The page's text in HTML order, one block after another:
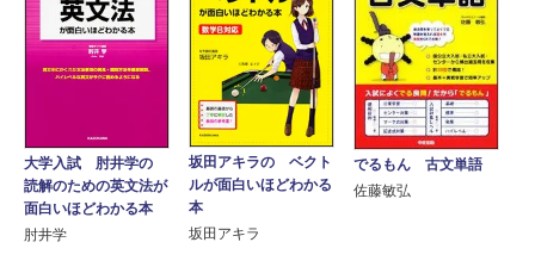
大学入試 肘井学の
読解のための英文法が
面白いほどわかる本
肘井学
坂田アキラの ベクト
ルが面白いほどわかる
本
坂田アキラ
でるもん 古文単語
佐藤敏弘